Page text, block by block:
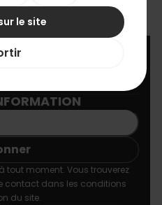
haut
tout moment. Vous trouverez
contact dans les conditions
du site.
le site